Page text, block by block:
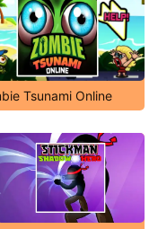
Tsunami Online